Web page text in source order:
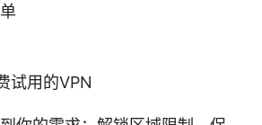
试用的VPN